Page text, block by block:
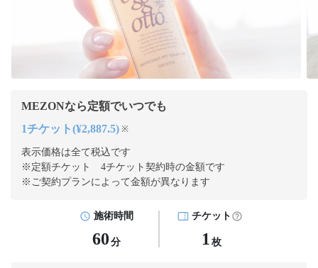
MEZONなら定額でいつでも
1チケット(¥2,887.5) ※
表示価格は全て税込です
※定額チケット 4チケット契約時の金額です
※ご契約プランによって金額が異なります
施術時間
60 分
チケット
1 枚